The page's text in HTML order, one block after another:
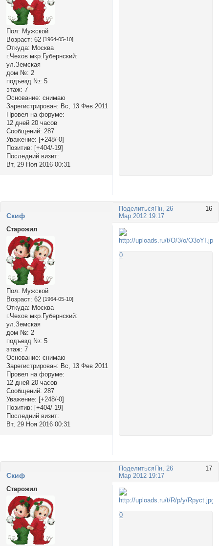
Пол: Мужской
Возраст: 62 [1964-05-10]
Откуда: Москва
г.Чехов мкр.Губернский:
ул.Земская
дом №: 2
подъезд №: 5
этаж: 7
Основание: снимаю
Зарегистрирован: Вс, 13 Фев 2011
Провел на форуме:
12 дней 20 часов
Сообщений: 287
Уважение: [+248/-0]
Позитив: [+404/-19]
Последний визит:
Вт, 29 Ноя 2016 00:31
Поделиться 16
Пн, 26
Мар 2012 19:17
Cкиф
Старожил
Пол: Мужской
Возраст: 62 [1964-05-10]
Откуда: Москва
г.Чехов мкр.Губернский:
ул.Земская
дом №: 2
подъезд №: 5
этаж: 7
Основание: снимаю
Зарегистрирован: Вс, 13 Фев 2011
Провел на форуме:
12 дней 20 часов
Сообщений: 287
Уважение: [+248/-0]
Позитив: [+404/-19]
Последний визит:
Вт, 29 Ноя 2016 00:31
0
Поделиться 17
Пн, 26
Мар 2012 19:17
Cкиф
Старожил
0